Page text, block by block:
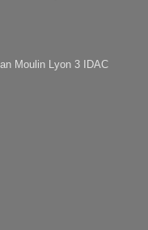
Moulin Lyon 3 IDAC